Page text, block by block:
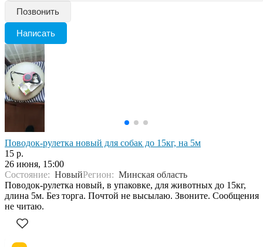
Позвонить
Написать
Поводок-рулетка новый для собак до 15кг, на 5м
15 р.
26 июня, 15:00
Состояние: НовыйРегион: Минская область
Поводок-рулетка новый, в упаковке, для животных до 15кг,
длина 5м. Без торга. Почтой не высылаю. Звоните. Сообщения
не читаю.